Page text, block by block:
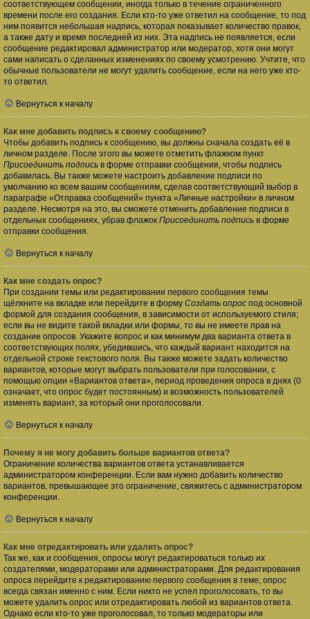
соответствующем сообщении, иногда только в течение ограниченного
времени после его создания. Если кто-то уже ответил на сообщение, то под
ним появится небольшая надпись, которая показывает количество правок,
а также дату и время последней из них. Эта надпись не появляется, если
сообщение редактировал администратор или модератор, хотя они могут
сами написать о сделанных изменениях по своему усмотрению. Учтите, что
обычные пользователи не могут удалить сообщение, если на него уже кто-
то ответил.
Вернуться к началу
Как мне добавить подпись к своему сообщению?
Чтобы добавить подпись к сообщению, вы должны сначала создать её в
личном разделе. После этого вы можете отметить флажком пункт
Присоединить подпись в форме отправки сообщения, чтобы подпись
добавилась. Вы также можете настроить добавление подписи по
умолчанию ко всем вашим сообщениям, сделав соответствующий выбор в
параграфе «Отправка сообщений» пункта «Личные настройки» в личном
разделе. Несмотря на это, вы сможете отменить добавление подписи в
отдельных сообщениях, убрав флажок Присоединить подпись в форме
отправки сообщения.
Вернуться к началу
Как мне создать опрос?
При создании темы или редактировании первого сообщения темы
щёлкните на вкладке или перейдите в форму Создать опрос под основной
формой для создания сообщения, в зависимости от используемого стиля;
если вы не видите такой вкладки или формы, то вы не имеете прав на
создание опросов. Укажите вопрос и как минимум два варианта ответа в
соответствующих полях, убедившись, что каждый вариант находится на
отдельной строке текстового поля. Вы также можете задать количество
вариантов, которые могут выбрать пользователи при голосовании, с
помощью опции «Вариантов ответа», период проведения опроса в днях (0
означает, что опрос будет постоянным) и возможность пользователей
изменять вариант, за который они проголосовали.
Вернуться к началу
Почему я не могу добавить больше вариантов ответа?
Ограничение количества вариантов ответа устанавливается
администратором конференции. Если вам нужно добавить количество
вариантов, превышающее это ограничение, свяжитесь с администратором
конференции.
Вернуться к началу
Как мне отредактировать или удалить опрос?
Так же, как и сообщения, опросы могут редактироваться только их
создателями, модераторами или администраторами. Для редактирования
опроса перейдите к редактированию первого сообщения в теме; опрос
всегда связан именно с ним. Если никто не успел проголосовать, то вы
можете удалить опрос или отредактировать любой из вариантов ответа.
Однако если кто-то уже проголосовал, то только модераторы или